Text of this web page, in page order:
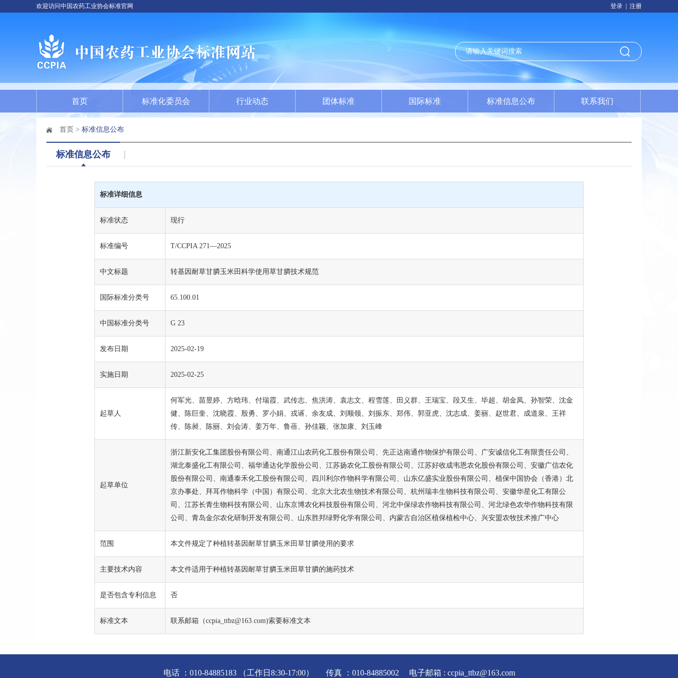
欢迎访问中国农药工业协会标准官网 登录 注册
首页 标准化委员会 行业动态 团体标准 国际标准 标准信息公布 联系我们
首页 > 标准信息公布
标准信息公布
标准详细信息
标准状态 现行
标准编号 T/CCPIA 271—2025
中文标题 转基因耐草甘膦玉米田科学使用草甘膦技术规范
国际标准分类号 65.100.01
中国标准分类号 G 23
发布日期 2025-02-19
实施日期 2025-02-25
起草人
何军光、苗昱婷、方晗玮、付瑞霞、武传志、焦洪涛、袁志文、程雪莲、田义群、王瑞宝、段又生、毕超、胡金凤、孙智荣、沈金
健、陈巨奎、沈晓霞、殷勇、罗小娟、戎谞、余友成、刘顺领、刘振东、郑伟、郭亚虎、沈志成、姜丽、赵世君、成道泉、王祥
传、陈昶、陈丽、刘会涛、姜万年、鲁蓓、孙佳颖、张加康、刘玉峰
起草单位
浙江新安化工集团股份有限公司、南通江山农药化工股份有限公司、先正达南通作物保护有限公司、广安诚信化工有限责任公司、
湖北泰盛化工有限公司、福华通达化学股份公司、江苏扬农化工股份有限公司、江苏好收成韦恩农化股份有限公司、安徽广信农化
股份有限公司、南通泰禾化工股份有限公司、四川利尔作物科学有限公司、山东亿盛实业股份有限公司、植保中国协会（香港）北
京办事处、拜耳作物科学（中国）有限公司、北京大北农生物技术有限公司、杭州瑞丰生物科技有限公司、安徽华星化工有限公
司、江苏长青生物科技有限公司、山东京博农化科技股份有限公司、河北中保绿农作物科技有限公司、河北绿色农华作物科技有限
公司、青岛金尔农化研制开发有限公司、山东胜邦绿野化学有限公司、内蒙古自治区植保植检中心、兴安盟农牧技术推广中心
范围 本文件规定了种植转基因耐草甘膦玉米田草甘膦使用的要求
主要技术内容 本文件适用于种植转基因耐草甘膦玉米田草甘膦的施药技术
是否包含专利信息 否
标准文本 联系邮箱（ccpia_ttbz@163.com)索要标准文本
电话 ：010-84885183 （工作日8:30-17:00） 传真 ：010-84885002 电子邮箱 : ccpia_ttbz@163.com